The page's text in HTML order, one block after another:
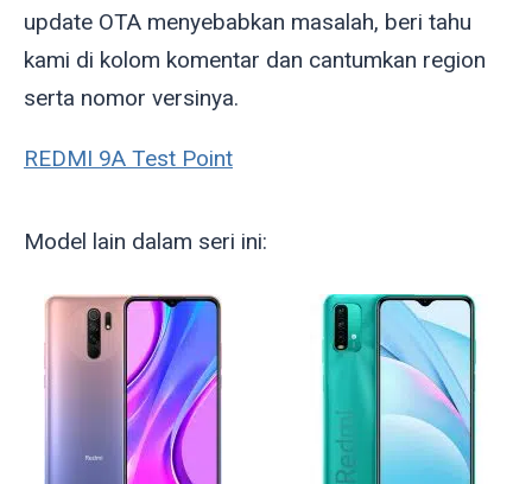
update OTA menyebabkan masalah, beri tahu
kami di kolom komentar dan cantumkan region
serta nomor versinya.
REDMI 9A Test Point
Model lain dalam seri ini: